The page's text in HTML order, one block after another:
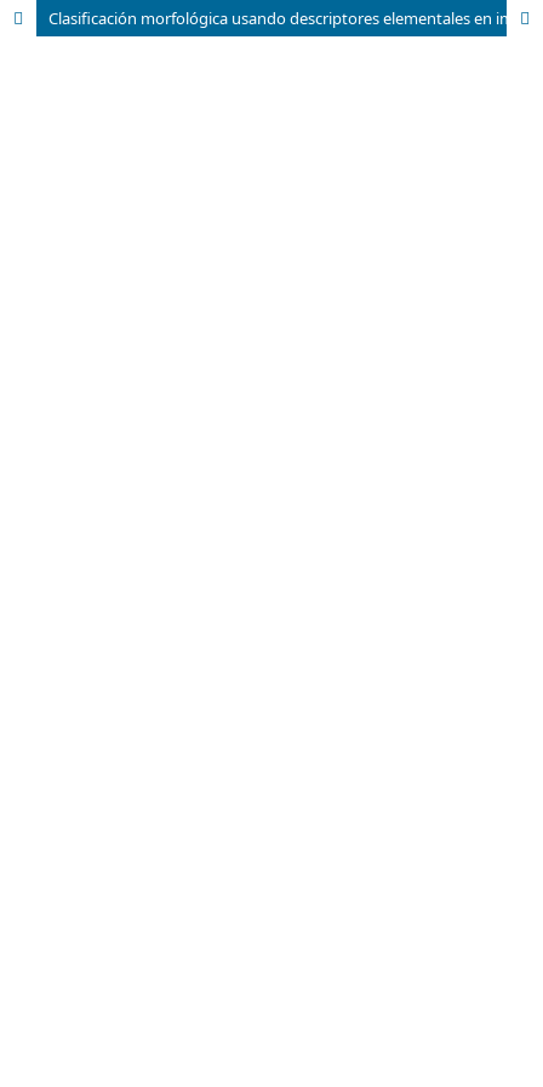
Clasificación morfológica usando descriptores elementales en imágenes digitales de muestras de HUVEC